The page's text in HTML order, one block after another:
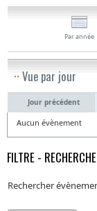
Par année
Vue par jour
Jour précédent
Aucun évènement
FILTRE -
Rechercher